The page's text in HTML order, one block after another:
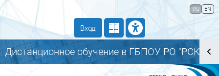
Вход
Маршрут внедрения
RU EN
Дистанционное обучение в ГБПОУ РО "РСК"
Блоки